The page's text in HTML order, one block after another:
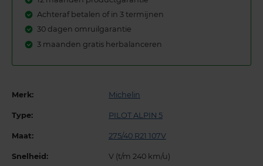
Achteraf betalen of in 3 termijnen
30 dagen omruilgarantie
3 maanden gratis herbalanceren
Merk: Michelin
Type: PILOT ALPIN 5
Maat: 275/40 R21 107V
Snelheid: V (t/m 240 km/u)